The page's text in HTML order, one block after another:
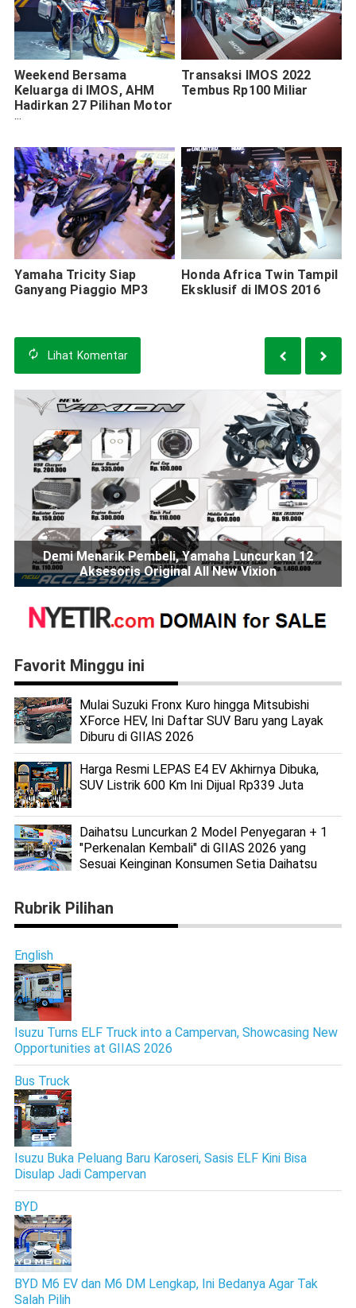
Weekend Bersama
Keluarga di IMOS, AHM
Hadirkan 27 Pilihan Motor
Honda dan Promo
Transaksi IMOS 2022
Tembus Rp100 Miliar
Yamaha Tricity Siap
Ganyang Piaggio MP3
Honda Africa Twin Tampil
Eksklusif di IMOS 2016
Lihat Komentar
Demi Menarik Pembeli, Yamaha Luncurkan 12
Aksesoris Original All New Vixion
Favorit Minggu ini
Mulai Suzuki Fronx Kuro hingga Mitsubishi
XForce HEV, Ini Daftar SUV Baru yang Layak
Diburu di GIIAS 2026
Harga Resmi LEPAS E4 EV Akhirnya Dibuka,
SUV Listrik 600 Km Ini Dijual Rp339 Juta
Daihatsu Luncurkan 2 Model Penyegaran + 1
"Perkenalan Kembali" di GIIAS 2026 yang
Sesuai Keinginan Konsumen Setia Daihatsu
Rubrik Pilihan
English
Isuzu Turns ELF Truck into a Campervan, Showcasing New
Opportunities at GIIAS 2026
Bus Truck
Isuzu Buka Peluang Baru Karoseri, Sasis ELF Kini Bisa
Disulap Jadi Campervan
BYD
BYD M6 EV dan M6 DM Lengkap, Ini Bedanya Agar Tak
Salah Pilih